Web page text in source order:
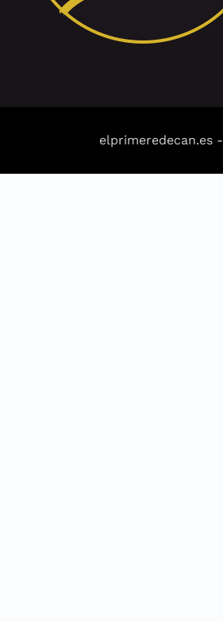
elprimeredecan.es-